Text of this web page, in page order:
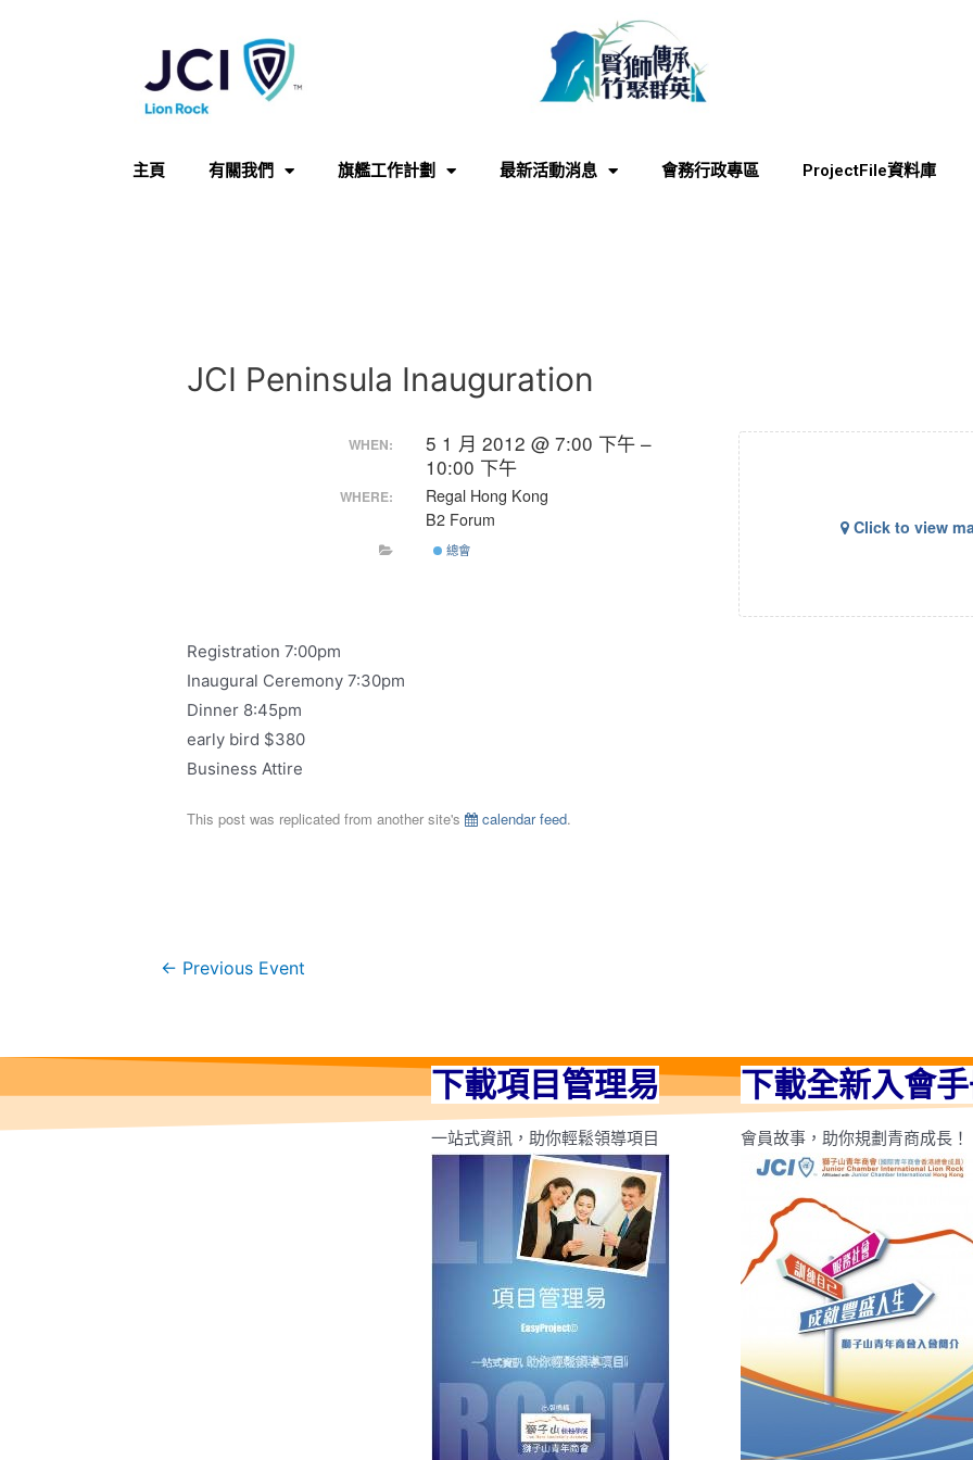
主頁 有關我們 旗艦工作計劃 最新活動消息 會務行政專區 ProjectFile資料庫
JCI Peninsula Inauguration
Click to view
WHEN:
5 1 月 2012 @ 7:00 下午 –
10:00 下午
WHERE:
Regal Hong Kong
B2 Forum
總會
Registration 7:00pm
Inaugural Ceremony 7:30pm
Dinner 8:45pm
early bird $380
Business Attire
This post was replicated from another site's calendar feed.
← Previous Event
下載項目管理易
一站式資訊，助你輕鬆領導項目
下載全新入會
會員故事，助你規劃青商成長！